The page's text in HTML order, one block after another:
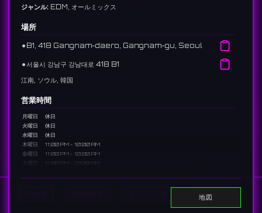
Search
ジャンル: EDM, オールミックス
場所
⚫︎ B1, 418 Gangnam-daero, Gangnam-gu, Seoul
⚫︎ 서울시 강남구 강남대로 418 B1
江南, ソウル, 韓国
営業時間
月曜日
休日
火曜日
休日
水曜日
休日
木曜日
11:00 PM - 10:00 AM
金曜日
11:00 PM - 10:00 AM
11:00 PM - 10:00 AM
地図